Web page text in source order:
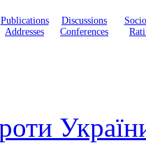
Publications
Addresses
Discussions
Conferences